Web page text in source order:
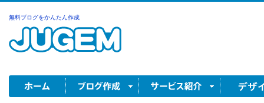
無料ブログをかんたん作成